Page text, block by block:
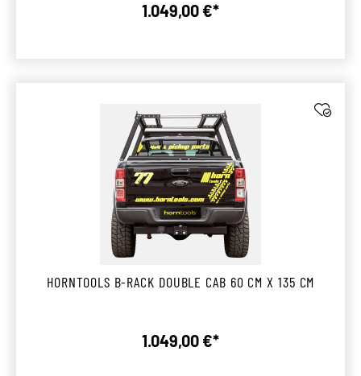
Regulärer Preis:
1.049,00 €*
HORNTOOLS B-RACK DOUBLE CAB 60 CM X 135 CM
Regulärer Preis:
1.049,00 €*